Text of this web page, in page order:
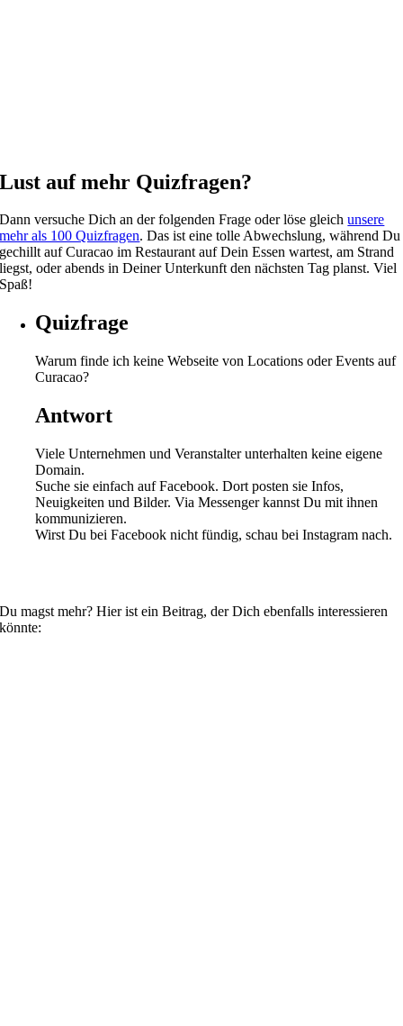
Lust auf mehr Quizfragen?
Dann versuche Dich an der folgenden Frage oder löse gleichunsere
mehr als 100 Quizfragen. Das ist eine tolle Abwechslung, während Du
gechillt auf Curacao im Restaurant auf Dein Essen wartest, am Strand
liegst, oder abends in Deiner Unterkunft den nächsten Tag planst. Viel
Spaß!
Quizfrage
Warum finde ich keine Webseite von Locations oder Events auf
Curacao?
Antwort
Viele Unternehmen und Veranstalter unterhalten keine eigene
Domain.
Suche sie einfach auf Facebook. Dort posten sie Infos,
Neuigkeiten und Bilder. Via Messenger kannst Du mit ihnen
kommunizieren.
Wirst Du bei Facebook nicht fündig, schau bei Instagram nach.
Du magst mehr? Hier ist ein Beitrag, der Dich ebenfalls interessieren
könnte: